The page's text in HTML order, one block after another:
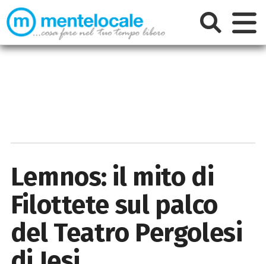
Lemnos: il mito di
Filottete sul palco
del Teatro Pergolesi